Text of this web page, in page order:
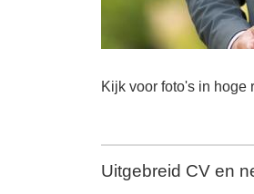
Kijk voor foto's in hoge
Uitgebreid CV en